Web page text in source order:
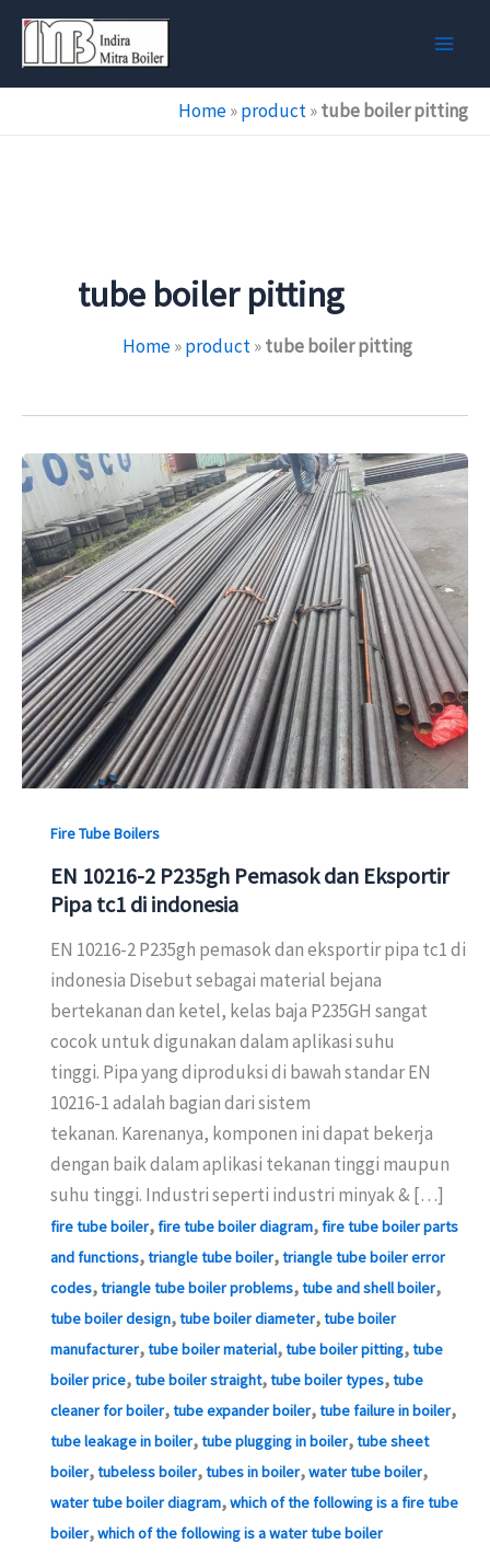
Skip
content
Home»product»tube boiler pitting
tube boiler pitting
Home»product»tube boiler pitting
Fire Tube Boilers
EN 10216-2 P235gh Pemasok dan Eksportir
Pipa tc1 di indonesia
EN 10216-2 P235gh pemasok dan eksportir pipa tc1 di
indonesia Disebut sebagai material bejana
bertekanan dan ketel, kelas baja P235GH sangat
cocok untuk digunakan dalam aplikasi suhu
tinggi. Pipa yang diproduksi di bawah standar EN
10216-1 adalah bagian dari sistem
tekanan. Karenanya, komponen ini dapat bekerja
dengan baik dalam aplikasi tekanan tinggi maupun
suhu tinggi. Industri seperti industri minyak & […]
fire tube boiler,fire tube boiler diagram,fire tube boiler parts
and functions,triangle tube boiler,triangle tube boiler error
codes,triangle tube boiler problems,tube and shell boiler,
tube boiler design,tube boiler diameter,tube boiler
manufacturer,tube boiler material,tube boiler pitting,tube
boiler price,tube boiler straight,tube boiler types,tube
cleaner for boiler,tube expander boiler,tube failure in boiler,
tube leakage in boiler,tube plugging in boiler,tube sheet
boiler,tubeless boiler,tubes in boiler,water tube boiler,
water tube boiler diagram,which of the following is a fire tube
boiler,which of the following is a water tube boiler